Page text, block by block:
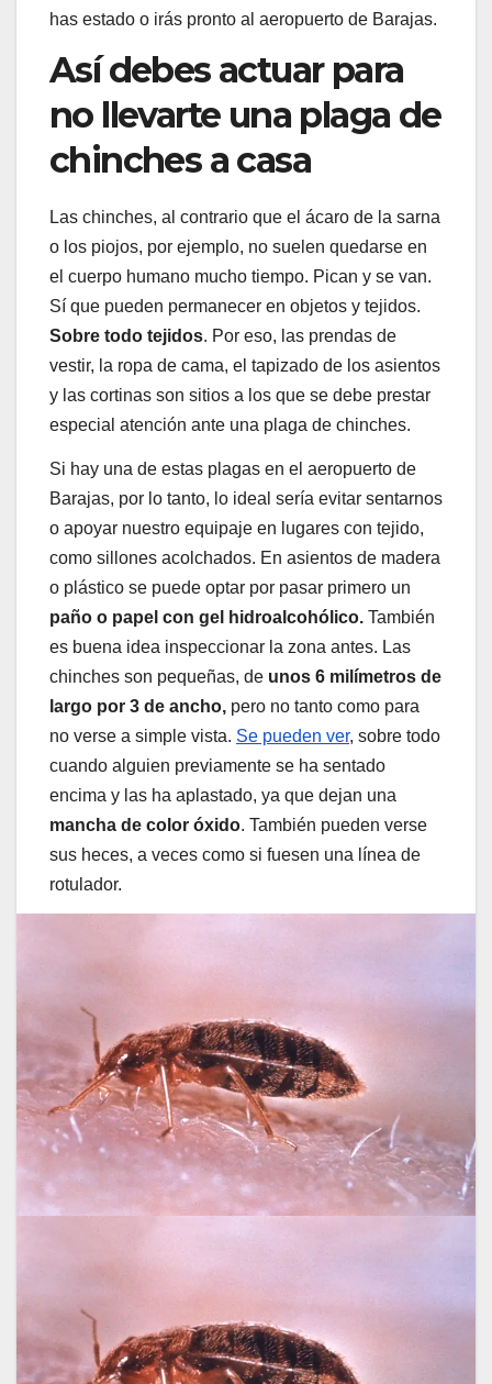
has estado o irás pronto al aeropuerto de Barajas.
Así debes actuar para
no llevarte una plaga de
chinches a casa
Las chinches, al contrario que el ácaro de la sarna
o los piojos, por ejemplo, no suelen quedarse en
el cuerpo humano mucho tiempo. Pican y se van.
Sí que pueden permanecer en objetos y tejidos.
Sobre todo tejidos. Por eso, las prendas de
vestir, la ropa de cama, el tapizado de los asientos
y las cortinas son sitios a los que se debe prestar
especial atención ante una plaga de chinches.
Si hay una de estas plagas en el aeropuerto de
Barajas, por lo tanto, lo ideal sería evitar sentarnos
o apoyar nuestro equipaje en lugares con tejido,
como sillones acolchados. En asientos de madera
o plástico se puede optar por pasar primero un
paño o papel con gel hidroalcohólico. También
es buena idea inspeccionar la zona antes. Las
chinches son pequeñas, de unos 6 milímetros de
largo por 3 de ancho, pero no tanto como para
no verse a simple vista. Se pueden ver, sobre todo
cuando alguien previamente se ha sentado
encima y las ha aplastado, ya que dejan una
mancha de color óxido. También pueden verse
sus heces, a veces como si fuesen una línea de
rotulador.